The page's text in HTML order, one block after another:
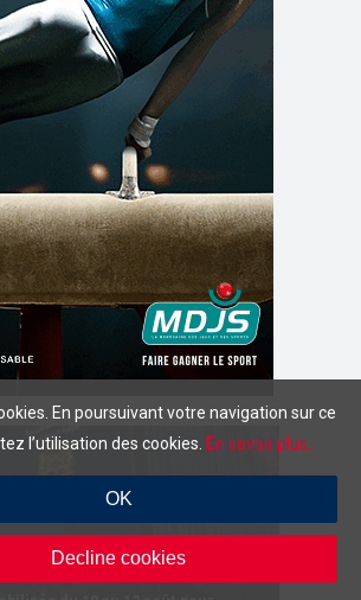
En poursuivant votre navigation sur ce
l’utilisation des cookies. En savoir plus.
OK
Decline cookies